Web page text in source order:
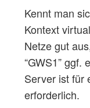
Kennt man
Kontext
Netze gut
“GWS1” ggf.
Server ist für
erforderlich.